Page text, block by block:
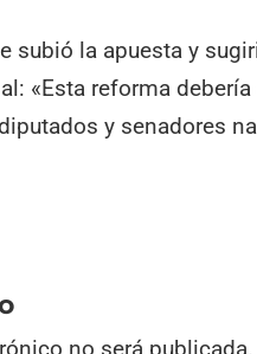
subió la apuesta y
«Esta reforma
y senadores
no será publicada.